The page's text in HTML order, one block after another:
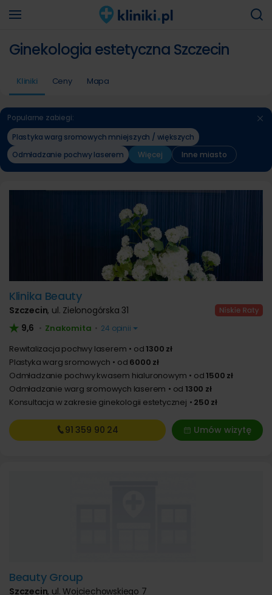
Ginekologia estetyczna Szczecin
Kliniki Ceny Mapa
Popularne zabiegi:
Plastyka warg sromowych mniejszych / większych
Odmładzanie pochwy laserem
Więcej Inne miasto
Klinika Beauty
Szczecin, ul. Zielonogórska 31
9,6 • Znakomita • 24 opinii
Rewitalizacja pochwy laserem od1300 zł
Plastyka warg sromowych
od 6000 zł
Odmładzanie pochwy kwasem hialuronowym
od1500 zł
Odmładzanie warg sromowych laserem
od 1300 zł
Konsultacja w zakresie ginekologii estetycznej
250 zł
Umów wizytę
91 359 90 24
Beauty Group
Szczecin, ul. Wojciechowskiego 7